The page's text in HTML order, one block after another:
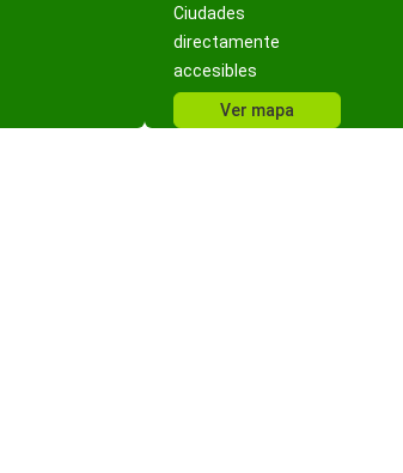
Ciudades
directamente
accesibles
Ver mapa